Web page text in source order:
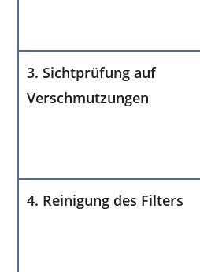
3. Sichtprüfung auf
Verschmutzungen
4. Reinigung des Filters